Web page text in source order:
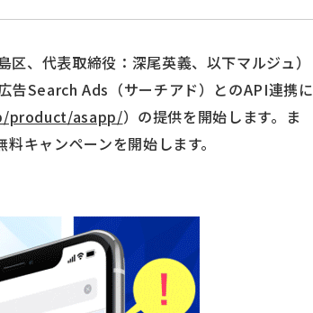
、代表取締役：深尾英義、以下マルジュ）
告Search Ads（サーチアド）とのAPI連携に
product/asapp/）の提供を開始します。ま
キャンペーンを開始します。